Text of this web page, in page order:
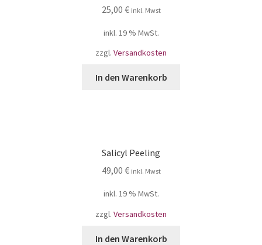
25,00 € inkl. Mwst
inkl. 19 % MwSt.
zzgl. Versandkosten
In den Warenkorb
Salicyl Peeling
49,00 € inkl. Mwst
inkl. 19 % MwSt.
zzgl. Versandkosten
In den Warenkorb